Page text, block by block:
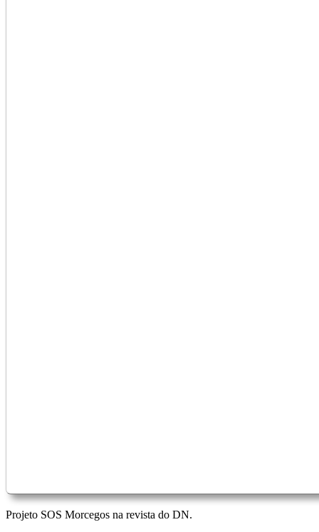
Projeto SOS Morcegos na revista do DN.